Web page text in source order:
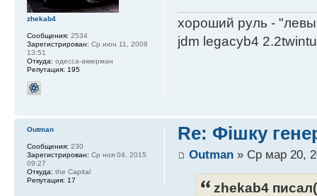
хороший руль -
jdm legacyb4
zhekab4
Сообщения: 2534
Зарегистрирован: Ср июн 11, 2008
13:51
Откуда: одесса-аккерман
Репутация: 195
Re: Фішку
Outman» Ср мар 20,
zhekab4
Outman
Сообщения: 230
Зарегистрирован: Ср ноя 04, 2015
09:27
Откуда: the Capital
Репутация: 17